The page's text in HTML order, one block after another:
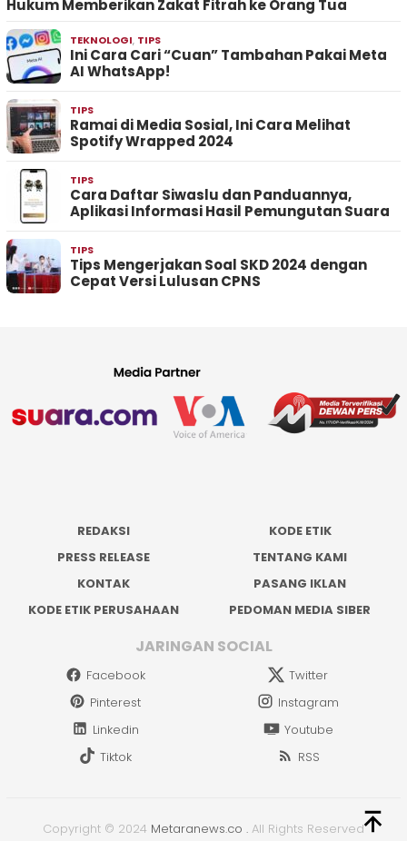
Hukum Memberikan Zakat Fitrah ke Orang Tua
TEKNOLOGI, TIPS
Ini Cara Cari “Cuan” Tambahan Pakai Meta
AI WhatsApp!
TIPS
Ramai di Media Sosial, Ini Cara Melihat
Spotify Wrapped 2024
TIPS
Cara Daftar Siwaslu dan Panduannya,
Aplikasi Informasi Hasil Pemungutan Suara
TIPS
Tips Mengerjakan Soal SKD 2024 dengan
Cepat Versi Lulusan CPNS
REDAKSI
KODE ETIK
PRESS RELEASE
TENTANG KAMI
KONTAK
PASANG IKLAN
KODE ETIK PERUSAHAAN
PEDOMAN MEDIA SIBER
JARINGAN SOCIAL
Facebook
Twitter
Pinterest
Instagram
Linkedin
Youtube
Tiktok
RSS
Copyright © 2024 Metaranews.co . All Rights Reserved